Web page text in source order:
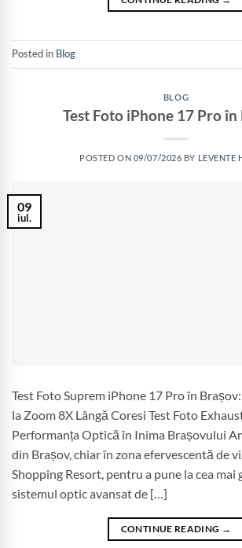
Posted in Blog
BLOG
Test Foto iPhone 17 Pro
POSTED ON 09/07/2026 BY LEVENTE
09
iul.
Test Foto Suprem iPhone 17 Pro în
la Zoom 8X Lângă Coresi Test Foto
Performanța Optică în Inima Brașovului
din Brașov, chiar în zona efervescentă de
Shopping Resort, pentru a pune la cea mai
sistemul optic avansat de […]
CONTINUE READING →